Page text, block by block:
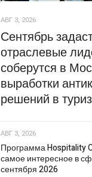
АВГ 3, 2026
Сентябрь
отраслевые
соберутся в
выработки
решений в
АВГ 3, 2026
Программа Hospitality
самое интересное в
сентября 2026